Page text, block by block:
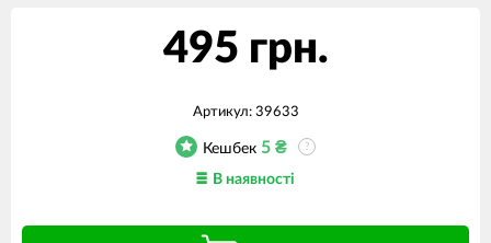
495 грн.
Артикул: 39633
Кешбек 5 ₴ ?
В наявності